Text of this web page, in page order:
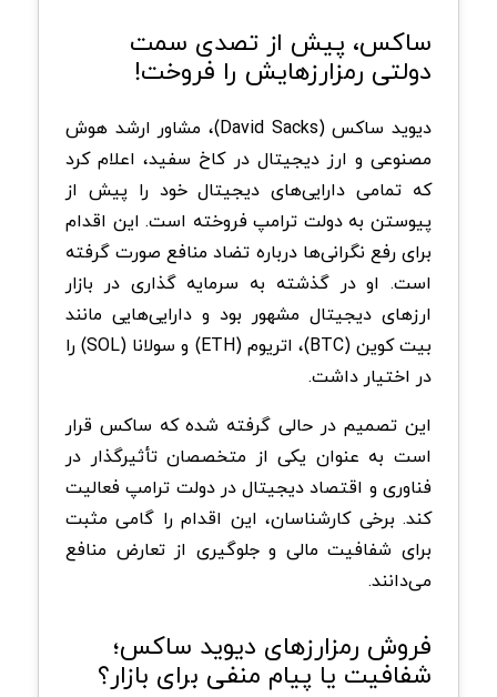
ساکس، پیش از تصدی سمت
دولتی رمزارزهایش را فروخت!
دیوید ساکس (David Sacks)، مشاور ارشد هوش
مصنوعی و ارز دیجیتال در کاخ سفید، اعلام کرد
که تمامی دارایی‌های دیجیتال خود را پیش از
پیوستن به دولت ترامپ فروخته است. این اقدام
برای رفع نگرانی‌ها درباره تضاد منافع صورت گرفته
است. او در گذشته به سرمایه گذاری در بازار
ارزهای دیجیتال مشهور بود و دارایی‌هایی مانند
بیت کوین (BTC)، اتریوم (ETH) و سولانا (SOL) را
در اختیار داشت.
این تصمیم در حالی گرفته شده که ساکس قرار
است به عنوان یکی از متخصصان تأثیرگذار در
فناوری و اقتصاد دیجیتال در دولت ترامپ فعالیت
کند. برخی کارشناسان، این اقدام را گامی مثبت
برای شفافیت مالی و جلوگیری از تعارض منافع
می‌دانند.
فروش رمزارزهای دیوید ساکس؛
شفافیت یا پیام منفی برای بازار؟